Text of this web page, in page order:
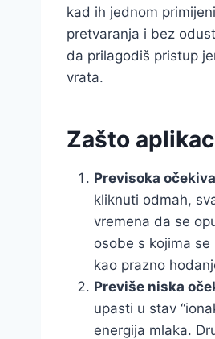
kad ih jednom
pretvaranja i bez
da prilagodiš pristup
vrata.
Zašto
Previsoka
kliknuti odmah,
vremena da se
osobe s kojima
kao prazno
Previše niska
upasti u stav
energija mlaka.